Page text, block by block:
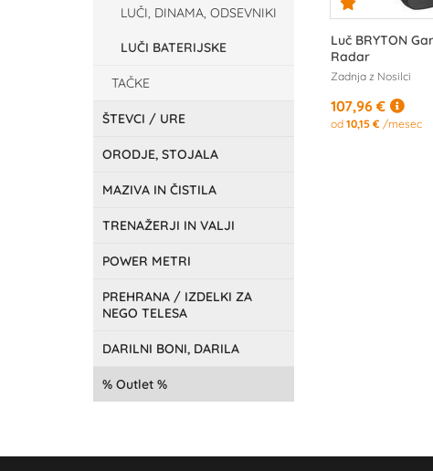
LUČI, DINAMA, ODSEVNIKI
LUČI BATERIJSKE
TAČKE
ŠTEVCI / URE
ORODJE, STOJALA
MAZIVA IN ČISTILA
TRENAŽERJI IN VALJI
POWER METRI
PREHRANA / IZDELKI ZA
NEGO TELESA
DARILNI BONI, DARILA
Outlet
Luč BRYTON
Radar
Zadnja z Nosilci
107,96 €
od10,15 € /mesec